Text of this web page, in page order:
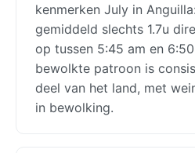
kenmerken July in
gemiddeld slechts 1.7u
op tussen 5:45 am en
bewolkte patroon is
deel van het land, met
in bewolking.